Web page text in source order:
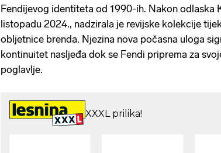
Fendijevog identiteta od 1990-ih. Nakon odlaska
listopadu 2024., nadzirala je revijske kolekcije
obljetnice brenda. Njezina nova počasna uloga
kontinuitet nasljeđa dok se Fendi priprema za
poglavlje.